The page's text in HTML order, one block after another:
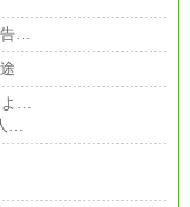
告…
よ…
…